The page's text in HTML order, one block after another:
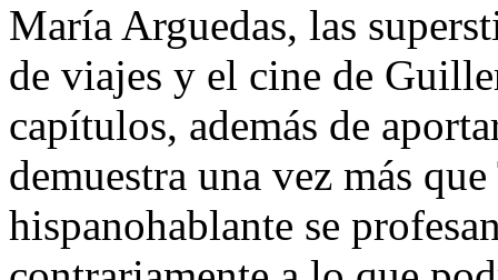
María Arguedas, las
de viajes y el cine de
capítulos, además de
demuestra una vez más
hispanohablante se